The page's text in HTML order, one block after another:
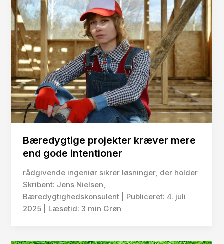
Bæredygtige projekter kræver mere
end gode intentioner
rådgivende ingeniør sikrer løsninger, der holder
Skribent: Jens Nielsen,
Bæredygtighedskonsulent | Publiceret: 4. juli
2025 | Læsetid: 3 min Grøn